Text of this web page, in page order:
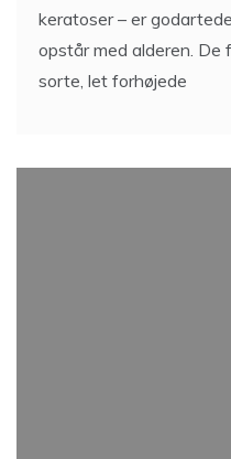
keratoser – er
opstår med alderen. De
sorte, let forhøjede